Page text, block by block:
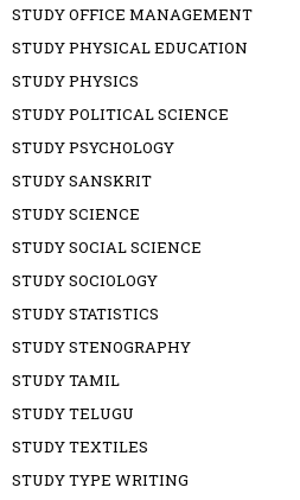
STUDY OFFICE MANAGEMENT
STUDY PHYSICAL EDUCATION
STUDY PHYSICS
STUDY POLITICAL SCIENCE
STUDY PSYCHOLOGY
STUDY SANSKRIT
STUDY SCIENCE
STUDY SOCIAL SCIENCE
STUDY SOCIOLOGY
STUDY STATISTICS
STUDY STENOGRAPHY
STUDY TAMIL
STUDY TELUGU
STUDY TEXTILES
STUDY TYPE WRITING